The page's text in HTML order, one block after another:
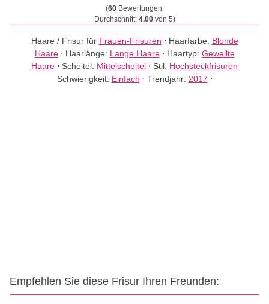
(60Bewertungen,
Durchschnitt: 4,00von 5)
Haare / Frisur für Frauen-Frisuren ⋅ Haarfarbe: Blonde
Haare⋅ Haarlänge: Lange Haare⋅ Haartyp: Gewellte
Haare ⋅ Scheitel: Mittelscheitel ⋅ Stil: Hochsteckfrisuren
Schwierigkeit: Einfach ⋅ Trendjahr: 2017 ⋅
Empfehlen Sie diese Frisur Ihren Freunden: